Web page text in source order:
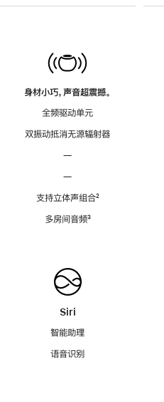
身材小巧，声音超震撼。
全频驱动单元
双振动抵消无源辐射器
—
—
支持立体声组合脚
²
多房间音频脚
³
Siri
智能助理
语音识别